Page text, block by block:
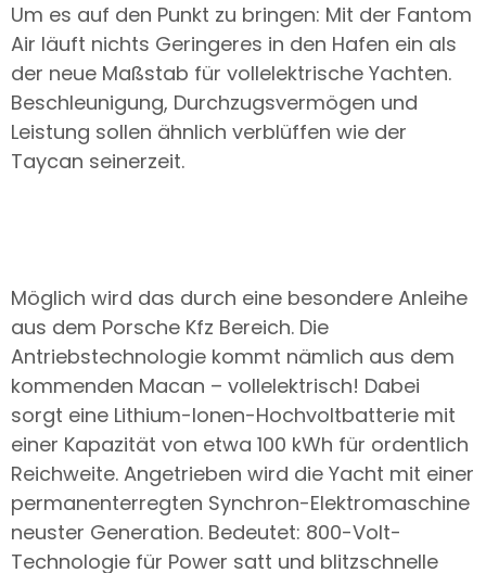
Um es auf den Punkt zu bringen: Mit der Fantom
Air läuft nichts Geringeres in den Hafen ein als
der neue Maßstab für vollelektrische Yachten.
Beschleunigung, Durchzugsvermögen und
Leistung sollen ähnlich verblüffen wie der
Taycan seinerzeit.
Möglich wird das durch eine besondere Anleihe
aus dem Porsche Kfz Bereich. Die
Antriebstechnologie kommt nämlich aus dem
kommenden Macan – vollelektrisch! Dabei
sorgt eine Lithium-Ionen-Hochvoltbatterie mit
einer Kapazität von etwa 100 kWh für ordentlich
Reichweite. Angetrieben wird die Yacht mit einer
permanenterregten Synchron-Elektromaschine
neuster Generation. Bedeutet: 800-Volt-
Technologie für Power satt und blitzschnelle